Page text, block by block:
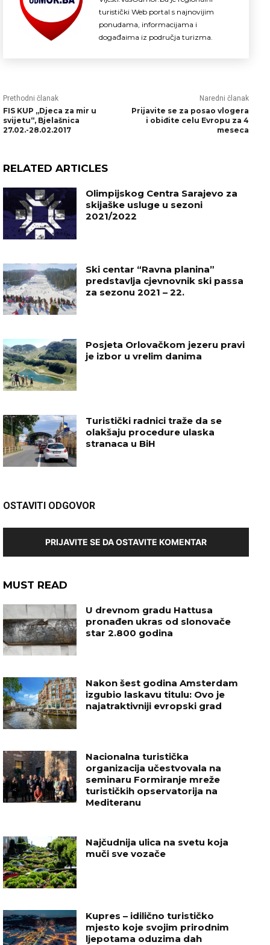
turistički Web portal s najnovijim
ponudama, informacijama i
događaima iz područja turizma.
Prethodni članak
FIS KUP „Djeca za mir u
svijetu“, Bjelašnica
27.02.-28.02.2017
Naredni članak
Prijavite se za posao vlogera
i obiđite celu Evropu za 4
meseca
RELATED ARTICLES
Olimpijskog Centra Sarajevo za
skijaške usluge u sezoni
2021/2022
Ski centar “Ravna planina”
predstavlja cjevnovnik ski passa
za sezonu 2021 – 22.
Posjeta Orlovačkom jezeru pravi
je izbor u vrelim danima
Turistički radnici traže da se
olakšaju procedure ulaska
stranaca u BiH
OSTAVITI ODGOVOR
PRIJAVITE SE DA OSTAVITE KOMENTAR
MUST READ
U drevnom gradu Hattusa
pronađen ukras od slonovače
star 2.800 godina
Nakon šest godina Amsterdam
izgubio laskavu titulu: Ovo je
najatraktivniji evropski grad
Nacionalna turistička
organizacija učestvovala na
seminaru Formiranje mreže
turističkih opservatorija na
Mediteranu
Najčudnija ulica na svetu koja
muči sve vozače
Kupres – idilično turističko
mjesto koje svojim prirodnim
ljepotama oduzima dah